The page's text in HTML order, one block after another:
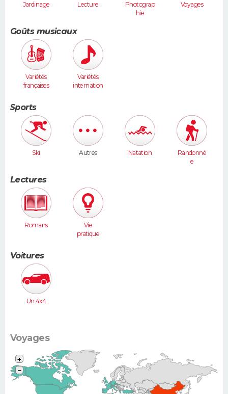
Jardinage Lecture
Photograp
hie
Voyages
Goûts musicaux
Variétés
françaises
Variétés
internation
Sports
Ski Autres Natation
Randonné
e
Lectures
Romans
Vie
pratique
Voitures
Un 4x4
Voyages
+
−